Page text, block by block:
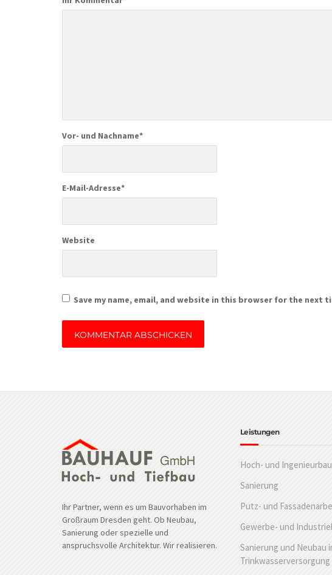
Vor- und Nachname*
E-Mail-Adresse*
Website
Save my name, email, and website in this browser for the next
Ihr Partner, wenn es um Bauvorhaben im
Großraum Dresden geht. Ob Neubau,
Sanierung oder spezielle und
anspruchsvolle Architektur. Wir realisieren.
Leistungen
Hoch- und Ingenieurbau
Sanierung
Putz- und
Gewerbe- und
Sanierung und Neubau
Trinkwasserversorgung